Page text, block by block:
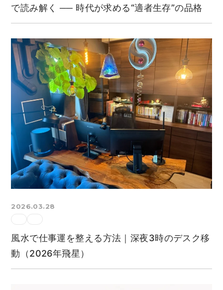
で読み解く ── 時代が求める“適者生存”の品格
2026.03.28
風水で仕事運を整える方法｜深夜3時のデスク移
動（2026年飛星）